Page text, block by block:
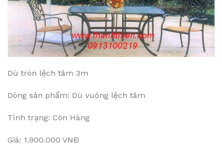
Dù tròn lệch tâm 3m
Dòng sản phẩm: Dù vuông lệch tâm
Tình trạng: Còn Hàng
Giá: 1.900.000 VNĐ